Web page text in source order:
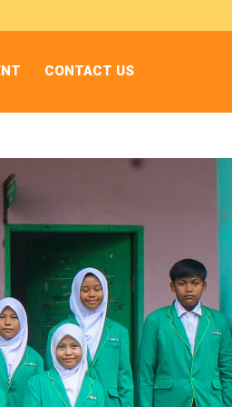
CONTACT US